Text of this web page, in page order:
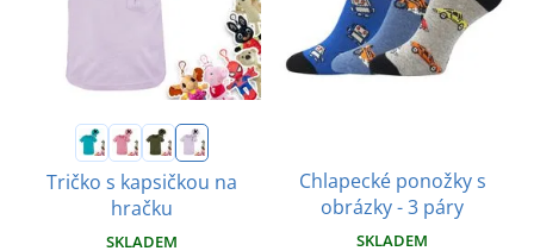
Tričko s kapsičkou na
hračku
SKLADEM
Chlapecké ponožky s
obrázky - 3 páry
SKLADEM